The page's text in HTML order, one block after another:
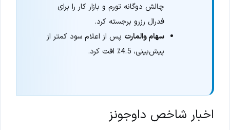
چالش دوگانه تورم و بازار کار را برای
فدرال رزرو برجسته کرد.
سهام والمارت پس از اعلام سود کمتر از
پیش‌بینی، 4.5٪ افت کرد.
اخبار شاخص داوجونز